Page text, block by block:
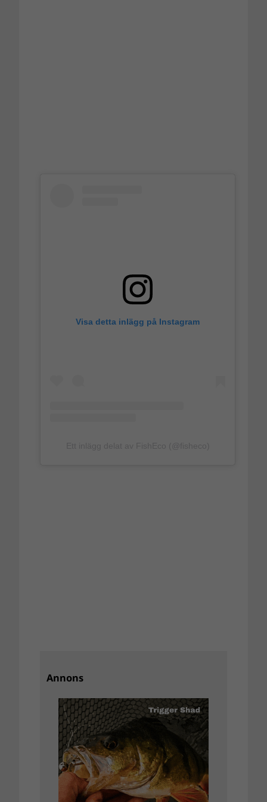
Visa detta inlägg på Instagram
Annons